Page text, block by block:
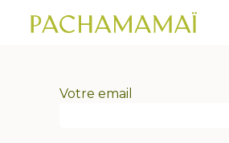
Votre email